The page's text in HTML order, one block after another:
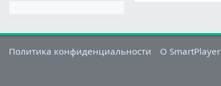
Политика конфиденциальности О SmartPlayer